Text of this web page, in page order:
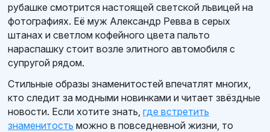
рубашке смотрится настоящей светской львицей на
фотографиях. Её муж Александр Ревва в серых
штанах и светлом кофейного цвета пальто
нараспашку стоит возле элитного автомобиля с
супругой рядом.
Стильные образы знаменитостей впечатлят многих,
кто следит за модными новинками и читает звёздные
новости. Если хотите знать, где встретить
знаменитость можно в повседневной жизни, то